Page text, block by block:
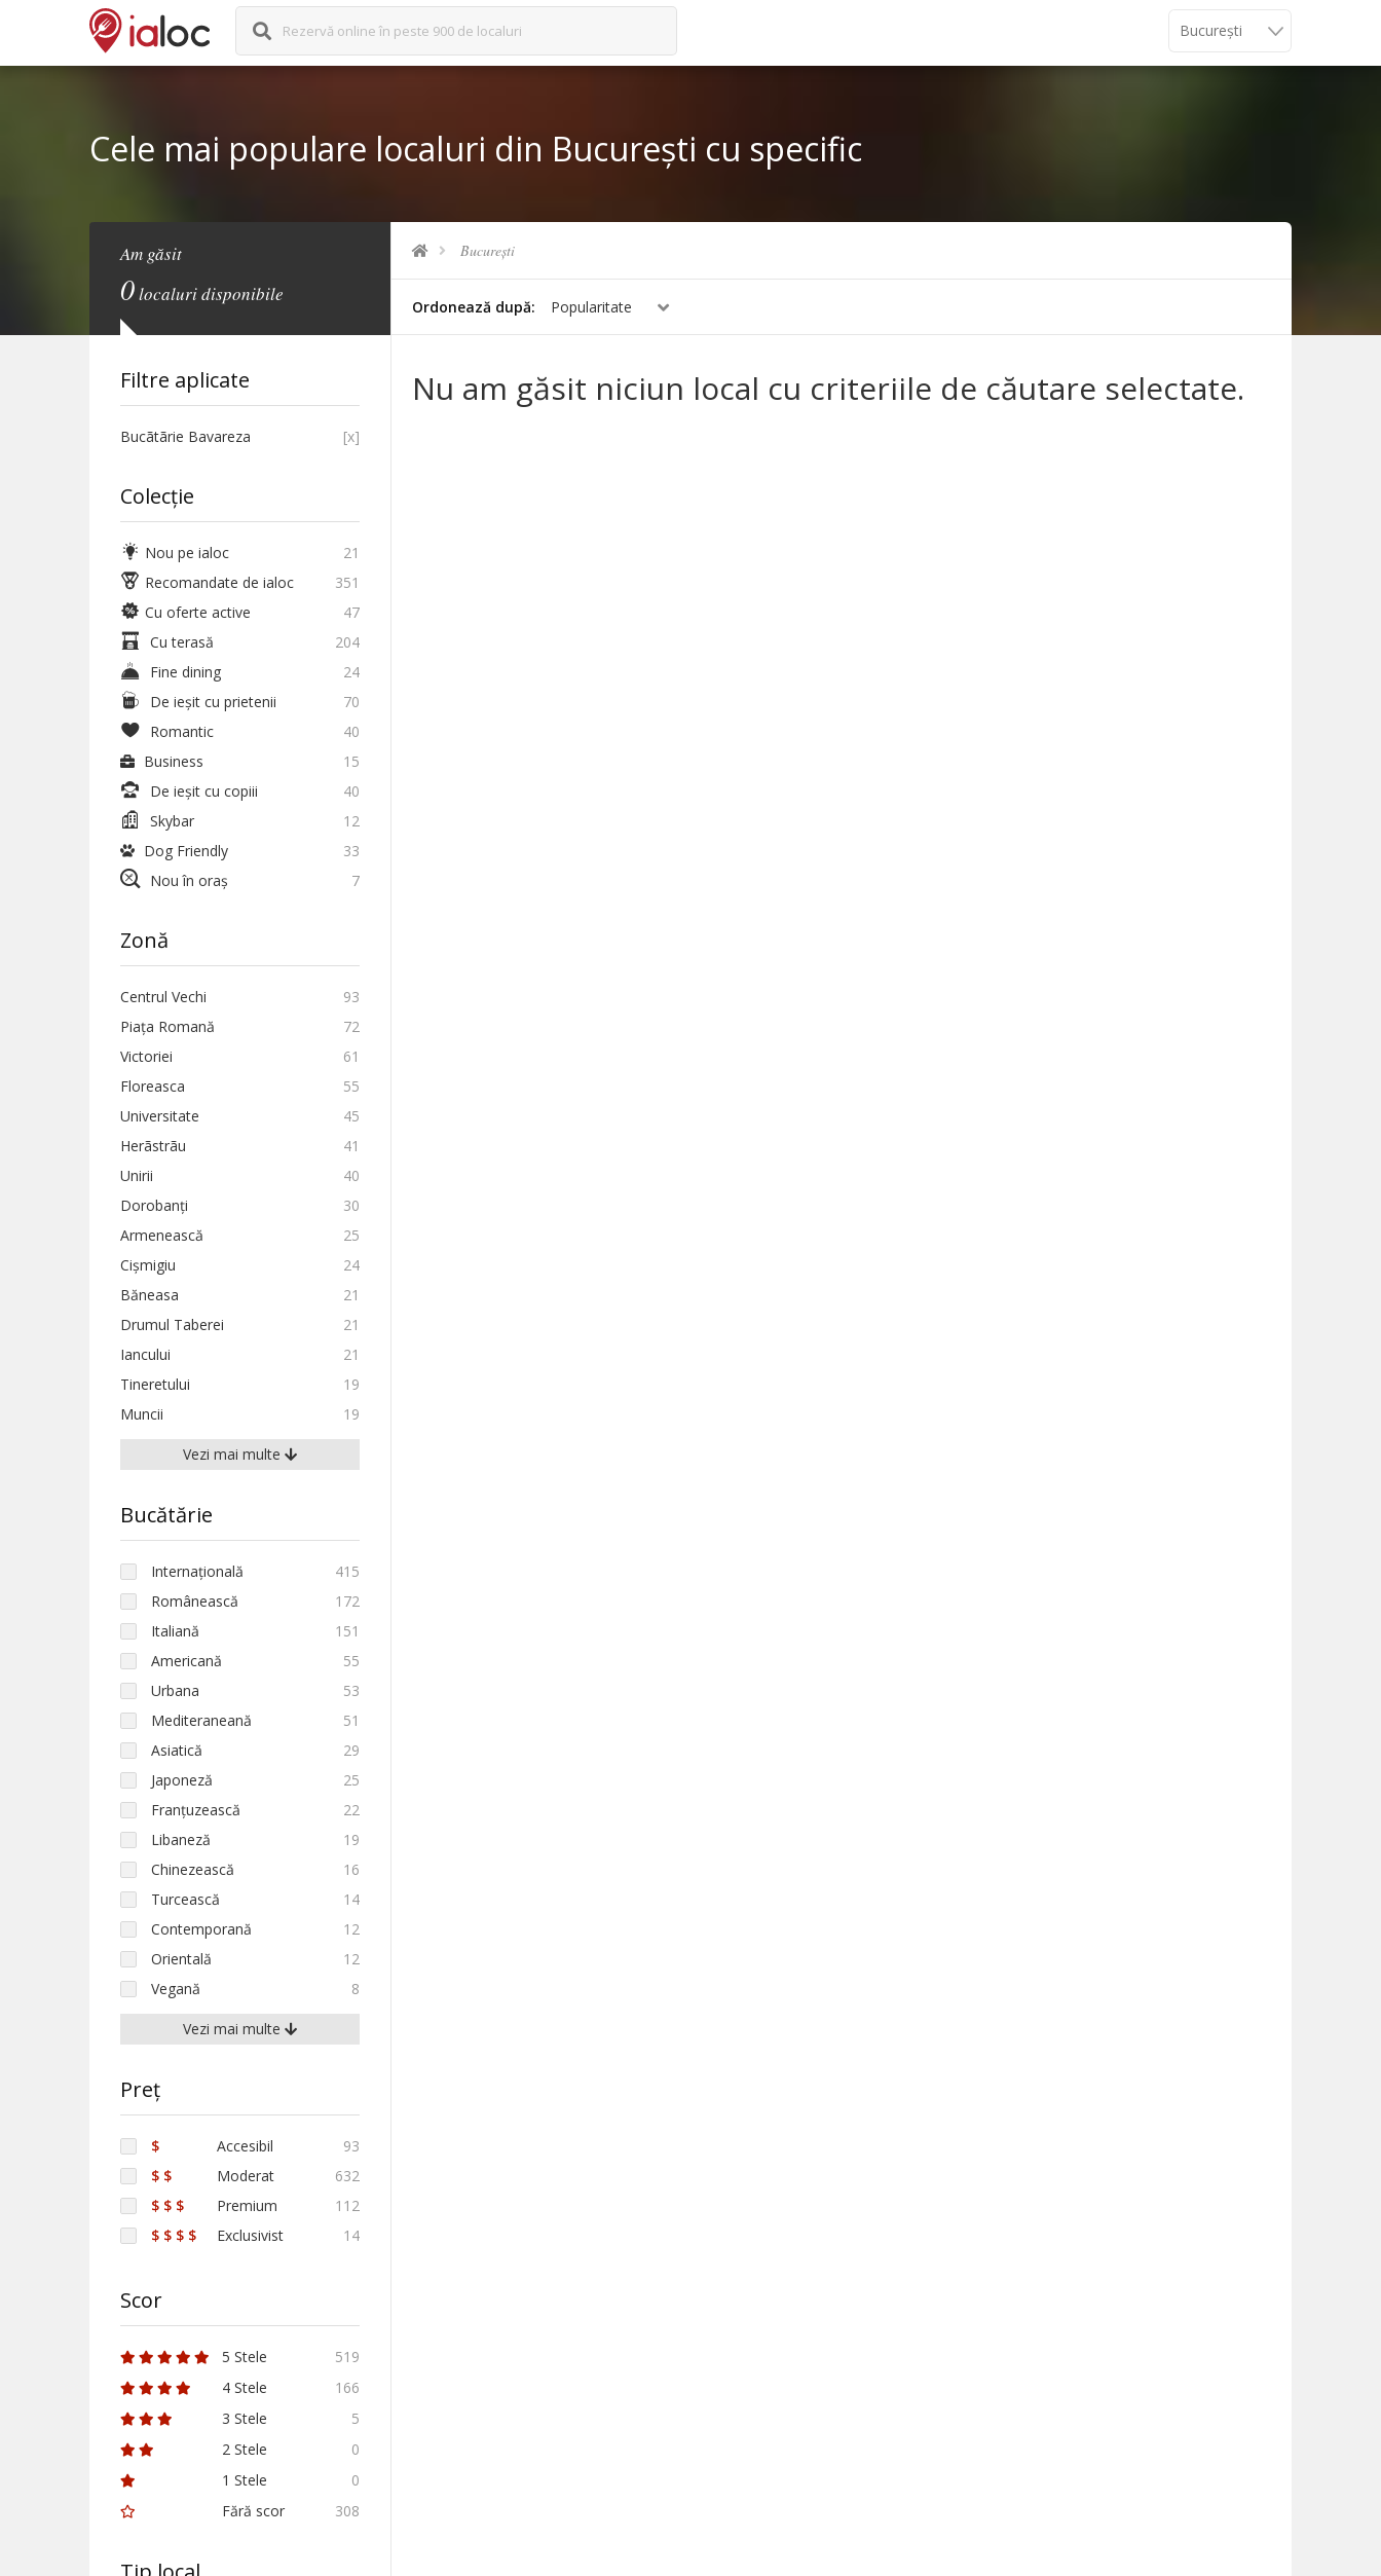
Rezervă online în peste 900 de localuri
Cele mai populare localuri din București cu specific
București
Ordonează după: Popularitate
Nu am găsit niciun local cu criteriile de căutare selectate.
Am găsit
0localuri disponibile
Filtre aplicate
Bucãtãrie Bavareza [x]
Colecție
Nou pe ialoc
21
Recomandate de ialoc
351
Cu oferte active
47
Cu terasă
204
Fine dining
24
De ieșit cu prietenii
70
Romantic
40
Business
15
De ieșit cu copiii
40
Skybar
12
Dog Friendly
33
Nou în oraș
7
Zonă
Centrul Vechi
93
Piața Romană
72
Victoriei
61
Floreasca
55
Universitate
45
Herãstrãu
41
Unirii
40
Dorobanți
30
Armenească
25
Cișmigiu
24
Băneasa
21
Drumul Taberei
21
Iancului
21
Tineretului
19
Muncii
19
Vezi mai multe
Bucătărie
Internațională
415
Românească
172
Italiană
151
Americană
55
Urbana
53
Mediteraneană
51
Asiatică
29
Japoneză
25
Franțuzească
22
Libaneză
19
Chinezească
16
Turcească
14
Contemporană
12
Orientală
12
Vegană
8
Vezi mai multe
Preț
$ Accesibil
93
$ $
Moderat
632
$ $ $
Premium
112
$ $ $ $
Exclusivist 14
Scor
5 Stele
519
4 Stele
166
3 Stele
5
2 Stele
0
1 Stele
0
Fără scor
308